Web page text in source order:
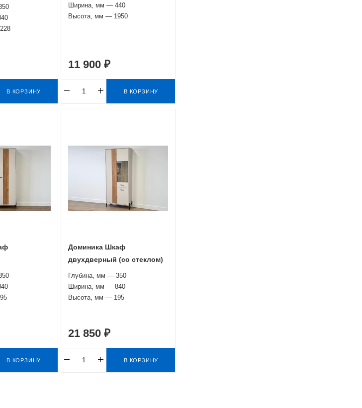
В КОРЗИНУ
Ширина, мм — 440
Высота, мм — 1950
11 900 ₽
В КОРЗИНУ
В КОРЗИНУ
Доминика Шкаф
двухдверный (со стеклом)
Глубина, мм — 350
Ширина, мм — 840
Высота, мм — 195
21 850 ₽
В КОРЗИНУ